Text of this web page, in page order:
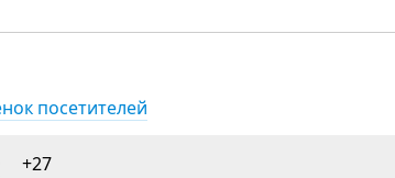
посетителей
+27